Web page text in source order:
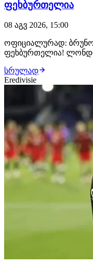
ფეხბურთელია
08 აგვ 2026, 15:00
ოფიციალურად: ბრუნო
ფეხბურთელია!
ბრაზილიელმა
კონტრაქტი 2030
£75 მილიონიანი
სრულად
Eredivisie